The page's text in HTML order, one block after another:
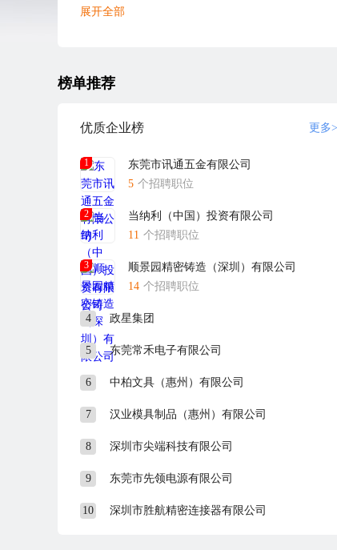
上班时间5天制，周一-周五上午08:30-12:00，下午
展开全部
榜单推荐
优质企业榜 更多
1
东莞市讯通五金有限公司
5 个招聘职位
2
当纳利（中国）投资有限公司
11 个招聘职位
3
顺景园精密铸造（深圳）有限公司
14 个招聘职位
4 政星集团
5 东莞常禾电子有限公司
6 中柏文具（惠州）有限公司
7 汉业模具制品（惠州）有限公司
8 深圳市尖端科技有限公司
9 东莞市先领电源有限公司
10 深圳市胜航精密连接器有限公司